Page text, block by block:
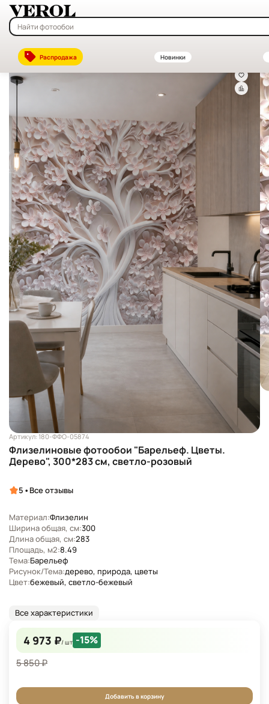
Распродажа Новинки
Главная—Каталог
Артикул: 180-ФФО-05874
Флизелиновые фотообои "Барельеф. Цветы.
Дерево", 300*283 см, светло-розовый
5 • Все отзывы
Материал:Флизелин
Ширина общая, см:300
Длина общая, см:283
Площадь, м2:8.49
Тема:Барельеф
Рисунок/Тема:дерево, природа, цветы
Цвет:бежевый, светло-бежевый
Все характеристики
4 973 ₽/ шт -15%
5 850 ₽
Добавить в корзину